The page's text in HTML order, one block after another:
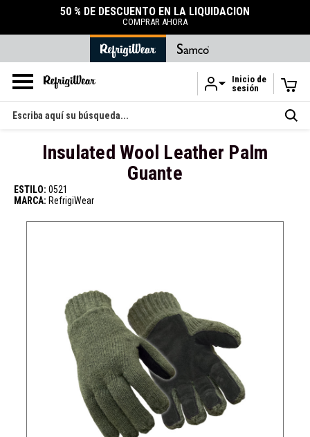
Ir al contenido principal
ACCESORIOS
DURABLES
Inicio de
sesión
Buscar
en
Insulated Wool Leather Palm
Guante
ESTILO: 0521
MARCA: RefrigiWear